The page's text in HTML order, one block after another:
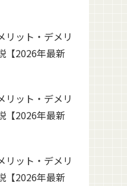
リット・デメリ
【2026年最新
リット・デメリ
【2026年最新
リット・デメリ
【2026年最新